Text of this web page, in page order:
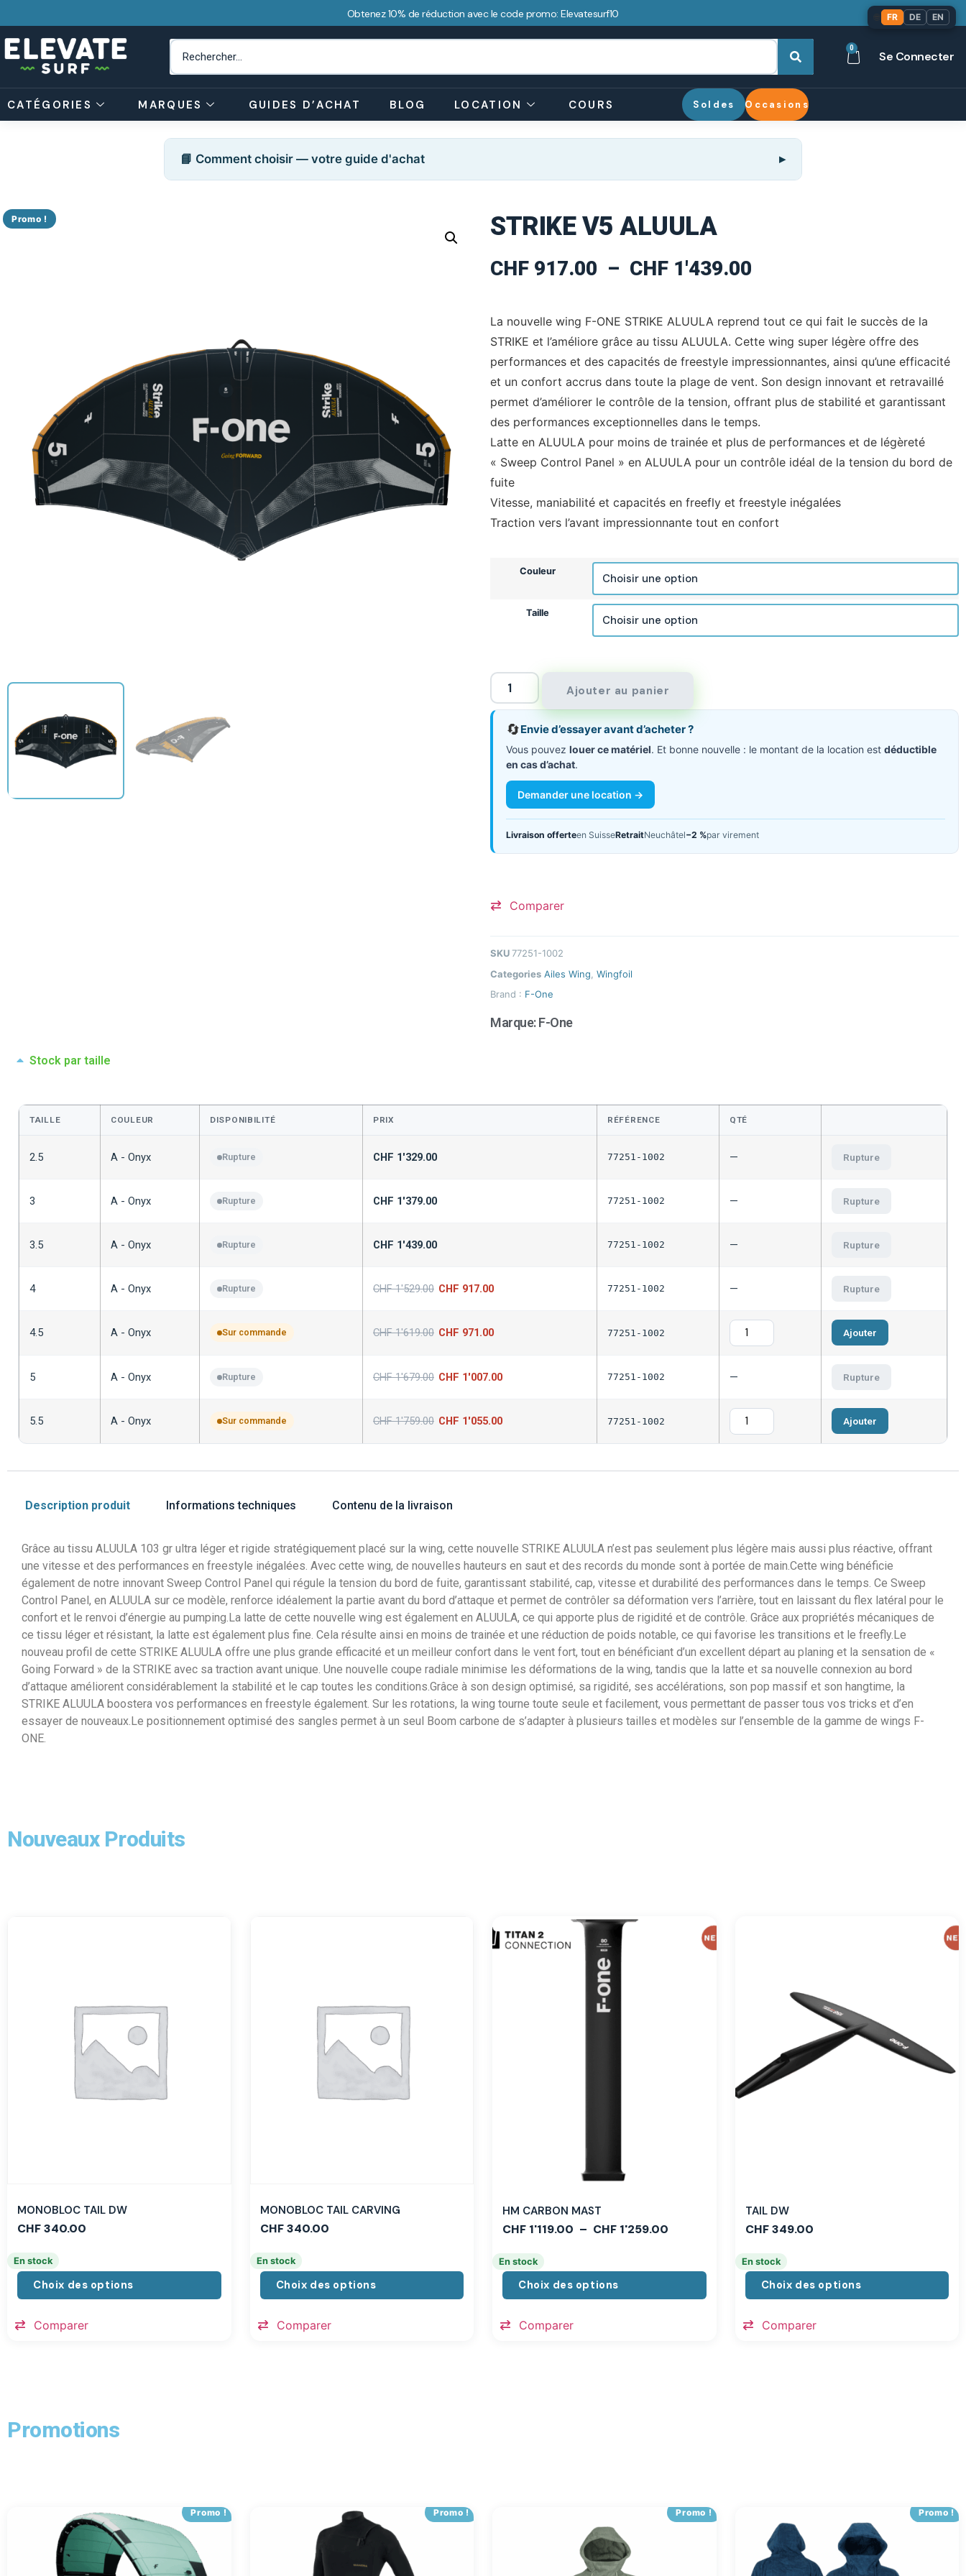
Obtenez 10% de réduction avec le code promo: Elevatesurf10
0
Se Connecter
CATÉGORIES MARQUES GUIDES D’ACHAT BLOG LOCATION COURS Soldes Occasions
📘 Comment choisir — votre guide d'achat
Promo ! STRIKE V5 ALUULA
CHF 917.00 – CHF 1'439.00
La nouvelle wing F-ONE STRIKE ALUULA reprend tout ce qui fait le succès de la
STRIKE et l’améliore grâce au tissu ALUULA. Cette wing super légère offre des
performances et des capacités de freestyle impressionnantes, ainsi qu’une efficacité
et un confort accrus dans toute la plage de vent. Son design innovant et retravaillé
permet d’améliorer le contrôle de la tension, offrant plus de stabilité et garantissant
des performances exceptionnelles dans le temps.
Latte en ALUULA pour moins de trainée et plus de performances et de légèreté
« Sweep Control Panel » en ALUULA pour un contrôle idéal de la tension du bord de
fuite
Vitesse, maniabilité et capacités en freefly et freestyle inégalées
Traction vers l’avant impressionnante tout en confort
Couleur
Taille
Ajouter au panier
🔄Envie d’essayer avant d’acheter ?
Vous pouvez louer ce matériel. Et bonne nouvelle : le montant de la location est déductible
en cas d’achat.
Demander une location →
Livraison offerteen SuisseRetraitNeuchâtel−2 %par virement
Comparer
SKU 77251-1002
Categories Ailes Wing Wingfoil
Brand : F-One
Marque:F-One
Stock par taille
TAILLE COULEUR DISPONIBILITÉ PRIX RÉFÉRENCE QTÉ
2.5 A - Onyx Rupture CHF 1'329.00 77251-1002 — Rupture
3 A - Onyx Rupture CHF 1'379.00 77251-1002 — Rupture
3.5 A - Onyx Rupture CHF 1'439.00 77251-1002 — Rupture
4 A - Onyx Rupture CHF1'529.00 CHF 917.00 77251-1002 — Rupture
4.5 A - Onyx Sur commande CHF1'619.00 CHF 971.00 77251-1002 Ajouter
5 A - Onyx Rupture CHF1'679.00 CHF 1'007.00 77251-1002 — Rupture
5.5 A - Onyx Sur commande CHF1'759.00 CHF 1'055.00 77251-1002 Ajouter
Description produit Informations techniques Contenu de la livraison
Grâce au tissu ALUULA 103 gr ultra léger et rigide stratégiquement placé sur la wing, cette nouvelle STRIKE ALUULA n’est pas seulement plus légère mais aussi plus réactive, offrant
une vitesse et des performances en freestyle inégalées. Avec cette wing, de nouvelles hauteurs en saut et des records du monde sont à portée de main.Cette wing bénéficie
également de notre innovant Sweep Control Panel qui régule la tension du bord de fuite, garantissant stabilité, cap, vitesse et durabilité des performances dans le temps. Ce Sweep
Control Panel, en ALUULA sur ce modèle, renforce idéalement la partie avant du bord d’attaque et permet de contrôler sa déformation vers l’arrière, tout en laissant du flex latéral pour le
confort et le renvoi d’énergie au pumping.La latte de cette nouvelle wing est également en ALUULA, ce qui apporte plus de rigidité et de contrôle. Grâce aux propriétés mécaniques de
ce tissu léger et résistant, la latte est également plus fine. Cela résulte ainsi en moins de trainée et une réduction de poids notable, ce qui favorise les transitions et le freefly.Le
nouveau profil de cette STRIKE ALUULA offre une plus grande efficacité et un meilleur confort dans le vent fort, tout en bénéficiant d’un excellent départ au planing et la sensation de «
Going Forward » de la STRIKE avec sa traction avant unique. Une nouvelle coupe radiale minimise les déformations de la wing, tandis que la latte et sa nouvelle connexion au bord
d’attaque améliorent considérablement la stabilité et le cap toutes les conditions.Grâce à son design optimisé, sa rigidité, ses accélérations, son pop massif et son hangtime, la
STRIKE ALUULA boostera vos performances en freestyle également. Sur les rotations, la wing tourne toute seule et facilement, vous permettant de passer tous vos tricks et d’en
essayer de nouveaux.Le positionnement optimisé des sangles permet à un seul Boom carbone de s’adapter à plusieurs tailles et modèles sur l’ensemble de la gamme de wings F-
ONE.
Nouveaux Produits
MONOBLOC TAIL DW
CHF340.00
En stock
Choix des options
Comparer
MONOBLOC TAIL CARVING
CHF340.00
En stock
Choix des options
Comparer
HM CARBON MAST
CHF 1'119.00 – CHF 1'259.00
En stock
Choix des options
Comparer
TAIL DW
CHF349.00
En stock
Choix des options
Comparer
Promotions
Promo ! Promo ! Promo ! Promo !
FR DE EN